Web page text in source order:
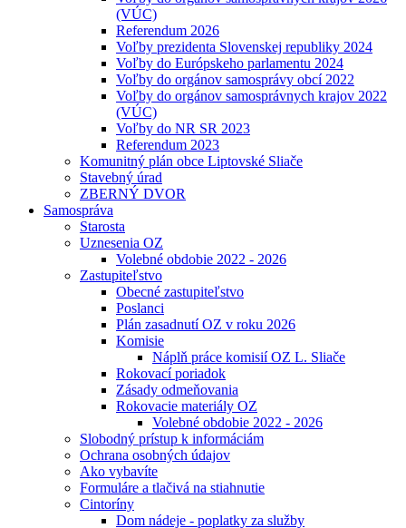
(VÚC)
Referendum 2026
Voľby prezidenta Slovenskej republiky 2024
Voľby do Európskeho parlamentu 2024
Voľby do orgánov samosprávy obcí 2022
Voľby do orgánov samosprávnych krajov 2022
(VÚC)
Voľby do NR SR 2023
Referendum 2023
Komunitný plán obce Liptovské Sliače
Stavebný úrad
ZBERNÝ DVOR
Samospráva
Starosta
Uznesenia OZ
Volebné obdobie 2022 - 2026
Zastupiteľstvo
Obecné zastupiteľstvo
Poslanci
Plán zasadnutí OZ v roku 2026
Komisie
Náplň práce komisií OZ L. Sliače
Rokovací poriadok
Zásady odmeňovania
Rokovacie materiály OZ
Volebné obdobie 2022 - 2026
Slobodný prístup k informáciám
Ochrana osobných údajov
Ako vybavíte
Formuláre a tlačivá na stiahnutie
Cintoríny
Dom nádeje - poplatky za služby